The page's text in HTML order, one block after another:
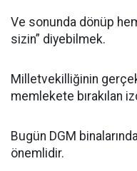
Ve sonunda dönüp
sizin” diyebilmek.
Milletvekilliğinin
memlekete bırakılan
Bugün DGM
önemlidir.